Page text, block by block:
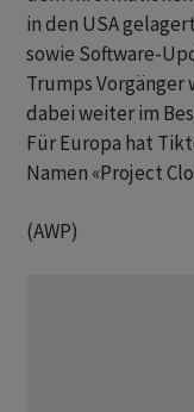
in den USA
sowie Software-
Trumps Vorgänger
dabei weiter im
Für Europa hat
Namen «Project
(AWP)